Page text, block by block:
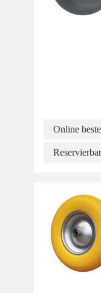
Online
Reservierbar